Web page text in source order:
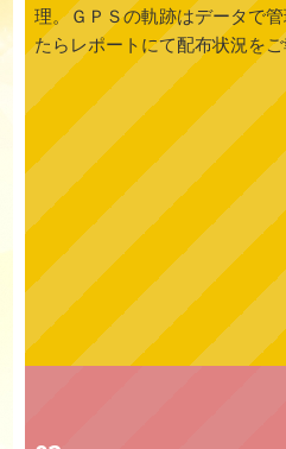
理。ＧＰＳの軌跡はデータで
たらレポートにて配布状況を